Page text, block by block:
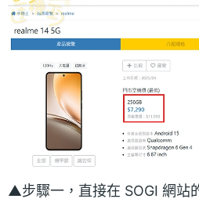
▲步驟一，直接在 SOGI 網站